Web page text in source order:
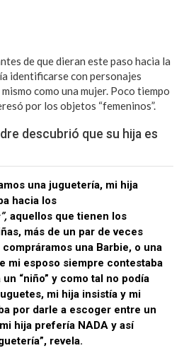
de que dieran este paso hacia la
identificarse con personajes
como una mujer. Poco tiempo
por los objetos “femeninos”.
descubrió que su hija es
una juguetería, mi hija
hacia los
aquellos que tienen los
más de un par de veces
una Barbie, o una
mi esposo siempre contestaba
un “niño” y como tal no podía
mi hija insistía y mi
por darle a escoger entre un
hija prefería NADA y así
revela.